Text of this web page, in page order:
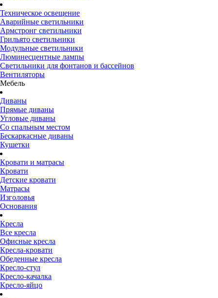
Техническое освещение
Аварийные светильники
Армстронг светильники
Грильято светильники
Модульные светильники
Люминесцентные лампы
Светильники для фонтанов и бассейнов
Вентиляторы
Мебель
Диваны
Прямые диваны
Угловые диваны
Со спальным местом
Бескаркасные диваны
Кушетки
Кровати и матрасы
Кровати
Детские кровати
Матрасы
Изголовья
Основания
Кресла
Все кресла
Офисные кресла
Кресла-кровати
Обеденные кресла
Кресло-стул
Кресло-качалка
Кресло-яйцо